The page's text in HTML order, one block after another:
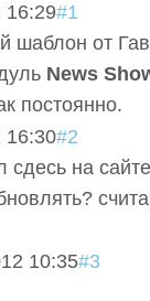
16:29#1
шаблон от
News
постоянно.
16:30#2
сдесь на
10:35#3